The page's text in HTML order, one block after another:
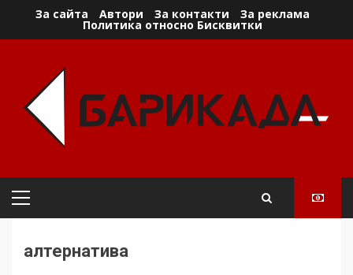
За сайта Автори За контакти За реклама
Политика относно Бисквитки
Primary
алтернатива